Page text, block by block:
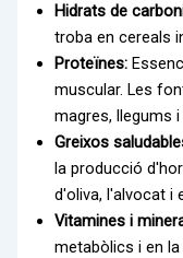
Hidrats de
troba en cereals
Proteïnes:
muscular. Les
magres, llegums
Greixos
la producció
d'oliva, l'alvocat i
Vitamines i
metabòlics i en